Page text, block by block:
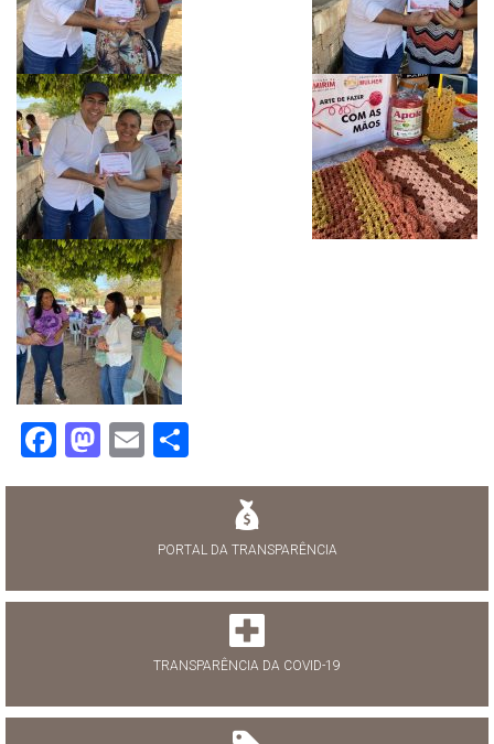
Facebook
Mastodon
Email
PORTAL DA TRANSPARÊNCIA
TRANSPARÊNCIA DA COVID-19